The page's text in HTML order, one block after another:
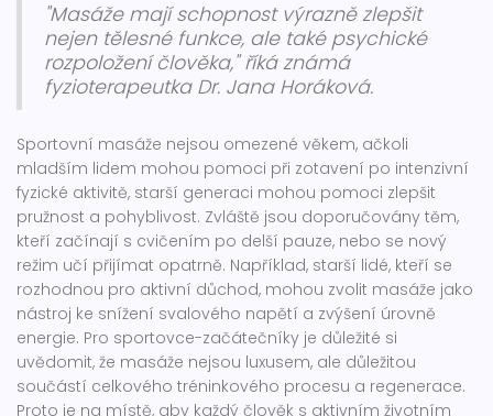
"Masáže mají schopnost výrazně zlepšit
nejen tělesné funkce, ale také psychické
rozpoložení člověka," říká známá
fyzioterapeutka Dr. Jana Horáková.
Sportovní masáže nejsou omezené věkem, ačkoli
mladším lidem mohou pomoci při zotavení po intenzivní
fyzické aktivitě, starší generaci mohou pomoci zlepšit
pružnost a pohyblivost. Zvláště jsou doporučovány těm,
kteří začínají s cvičením po delší pauze, nebo se nový
režim učí přijímat opatrně. Například, starší lidé, kteří se
rozhodnou pro aktivní důchod, mohou zvolit masáže jako
nástroj ke snížení svalového napětí a zvýšení úrovně
energie. Pro sportovce-začátečníky je důležité si
uvědomit, že masáže nejsou luxusem, ale důležitou
součástí celkového tréninkového procesu a regenerace.
Proto je na místě, aby každý člověk s aktivním životním